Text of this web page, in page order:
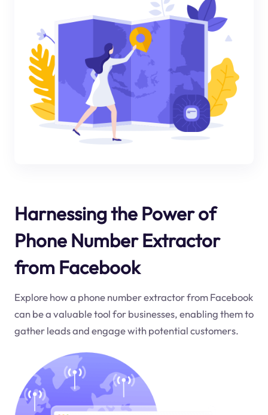
Harnessing the Power of
Phone Number Extractor
from Facebook
Explore how a phone number extractor from Facebook
can be a valuable tool for businesses, enabling them to
gather leads and engage with potential customers.